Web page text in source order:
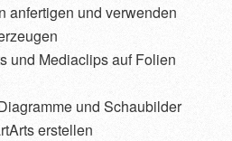
anfertigen und verwenden
und Mediaclips auf Folien
und Schaubilder
erstellen